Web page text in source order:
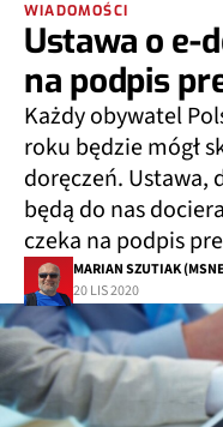
WIADOMOŚCI
Ustawa o e-
na podpis
Każdy obywatel
roku będzie mógł
doręczeń. Ustawa,
będą do nas
czeka na podpis
MARIAN SZUTIAK
20 LIS 2020